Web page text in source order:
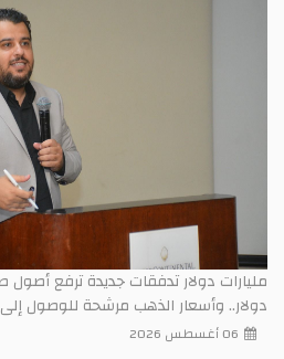
دولار.. وأسعار الذهب مرشحة للوصول إلى 5000 دولار للأوقية
06 أغسطس 2026